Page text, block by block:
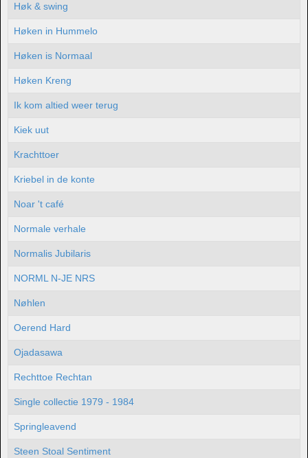
Høk & swing
Høken in Hummelo
Høken is Normaal
Høken Kreng
Ik kom altied weer terug
Kiek uut
Krachttoer
Kriebel in de konte
Noar 't café
Normale verhale
Normalis Jubilaris
NORML N-JE NRS
Nøhlen
Oerend Hard
Ojadasawa
Rechttoe Rechtan
Single collectie 1979 - 1984
Springleavend
Steen Stoal Sentiment